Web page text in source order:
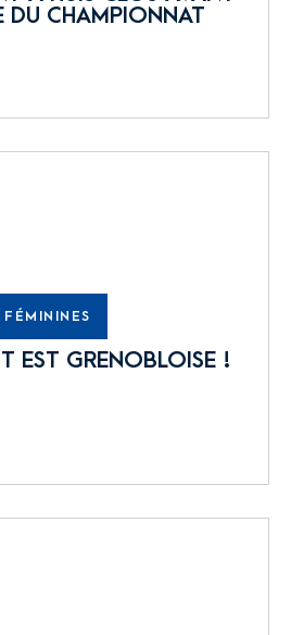
DU CHAMPIONNAT
FÉMININES
EST GRENOBLOISE !